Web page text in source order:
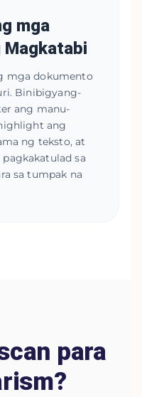
mga
Magkatabi
mga dokumento
Binibigyang-
ang manu-
ang
ng teksto, at
sa
sa tumpak na
para